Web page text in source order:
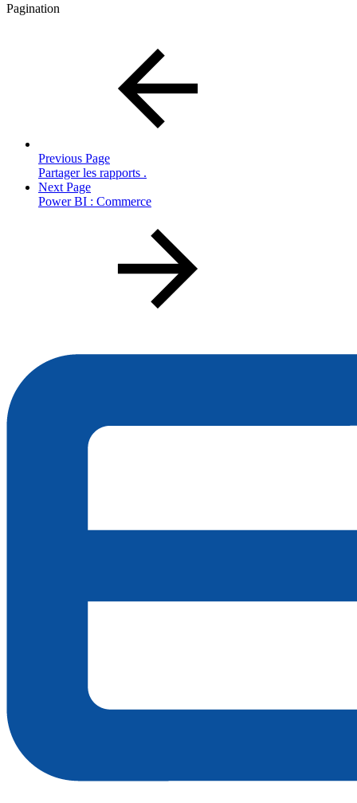
Pagination
Previous Page
Partager les rapports .
Next Page
Power BI : Commerce